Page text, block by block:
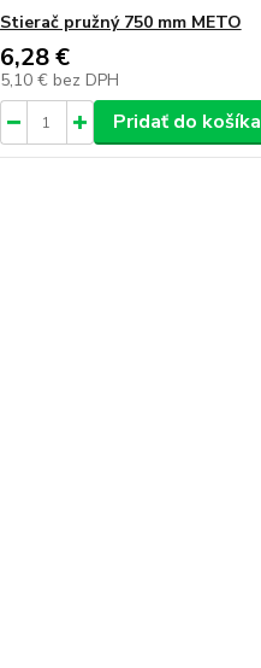
Stierač pružný 750 mm METO
6,28 €
5,10 € bez DPH
Pridať do košíka